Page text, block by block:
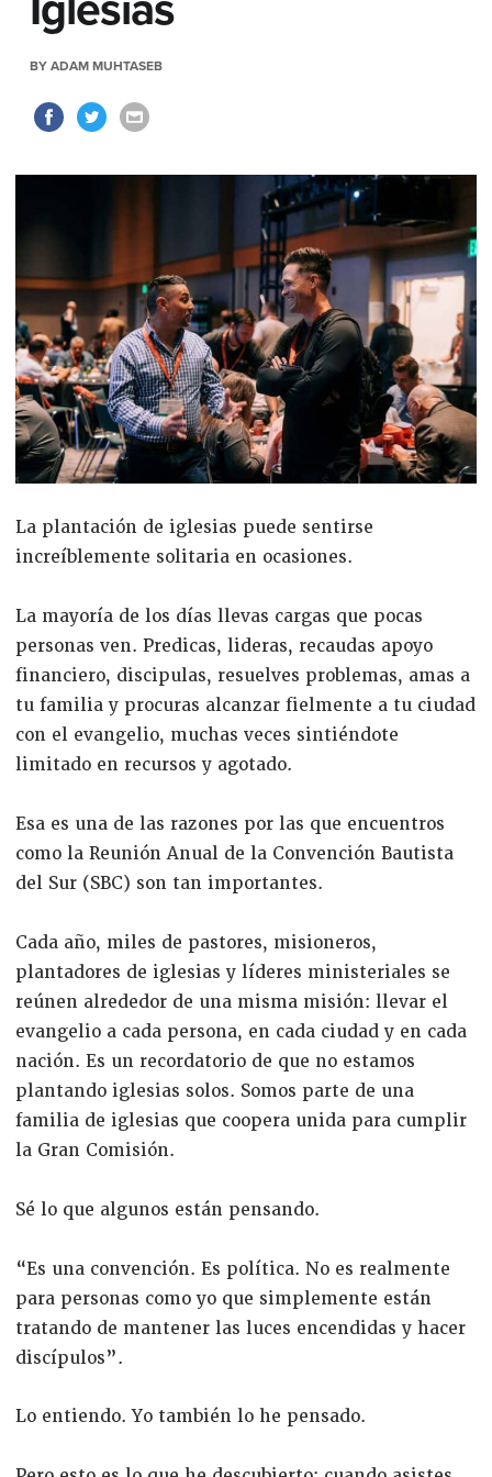
BY ADAM MUHTASEB
La plantación de iglesias puede sentirse
increíblemente solitaria en ocasiones.
La mayoría de los días llevas cargas que pocas
personas ven. Predicas, lideras, recaudas apoyo
financiero, discipulas, resuelves problemas, amas a
tu familia y procuras alcanzar fielmente a tu ciudad
con el evangelio, muchas veces sintiéndote
limitado en recursos y agotado.
Esa es una de las razones por las que encuentros
como la Reunión Anual de la Convención Bautista
del Sur (SBC) son tan importantes.
Cada año, miles de pastores, misioneros,
plantadores de iglesias y líderes ministeriales se
reúnen alrededor de una misma misión: llevar el
evangelio a cada persona, en cada ciudad y en cada
nación. Es un recordatorio de que no estamos
plantando iglesias solos. Somos parte de una
familia de iglesias que coopera unida para cumplir
la Gran Comisión.
Sé lo que algunos están pensando.
“Es una convención. Es política. No es realmente
para personas como yo que simplemente están
tratando de mantener las luces encendidas y hacer
discípulos”.
Lo entiendo. Yo también lo he pensado.